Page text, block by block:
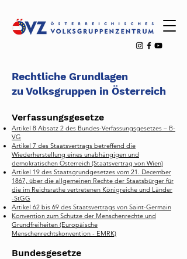
Rechtliche Grundlagen
zu Volksgruppen in Österreich
Verfassungsgesetze
Artikel 8 Absatz 2 des Bundes-Verfassungsgesetzes – B-
VG
Artikel 7 des Staatsvertrags betreffend die
Wiederherstellung eines unabhängigen und
demokratischen Österreich (Staatsvertrag von Wien)
Artikel 19 des Staatsgrundgesetzes vom 21. December
1867, über die allgemeinen Rechte der Staatsbürger für
die im Reichsrathe vertretenen Königreiche und Länder
-StGG
Artikel 62 bis 69 des Staatsvertrags von Saint-Germain
Konvention zum Schutze der Menschenrechte und
Grundfreiheiten (Europäische
Menschenrechtskonvention - EMRK)
Bundesgesetze